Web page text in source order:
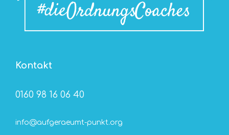
Kontakt
0160 98 16 06 40
info@aufgeraeumt-punkt.org